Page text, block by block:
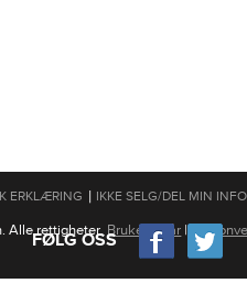
ERKLÆRING | IKKE SELG/DEL MIN
Alle rettigheter. Brukervilkår |
FØLG OSS